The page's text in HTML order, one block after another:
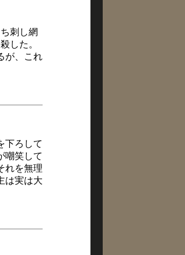
刺し網
した。
が、これ
下ろして
嘲笑して
れを無理
は実は大